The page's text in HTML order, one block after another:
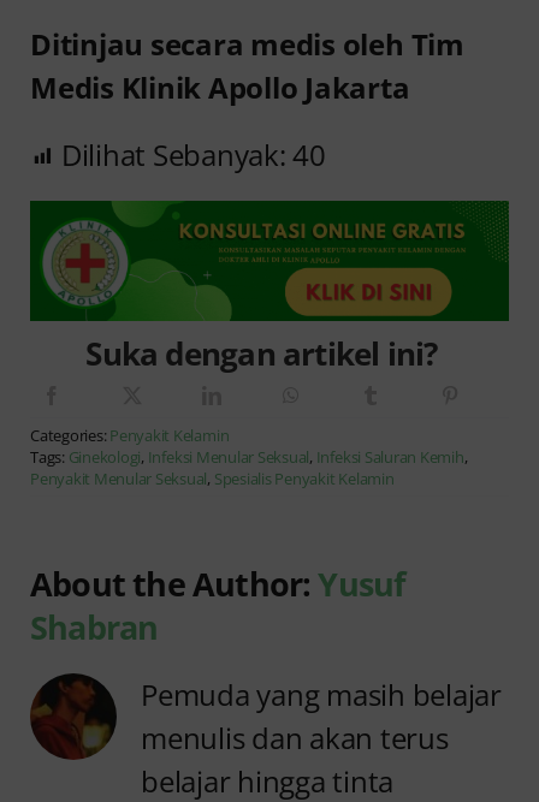
Ditinjau secara medis oleh Tim
Medis Klinik Apollo Jakarta
Dilihat Sebanyak:40
Suka dengan artikel ini?
Categories: Penyakit Kelamin
Tags: Ginekologi, Infeksi Menular Seksual, Infeksi Saluran Kemih,
Penyakit Menular Seksual, Spesialis Penyakit Kelamin
About the Author:Yusuf
Shabran
Pemuda yang masih belajar
menulis dan akan terus
belajar hingga tinta